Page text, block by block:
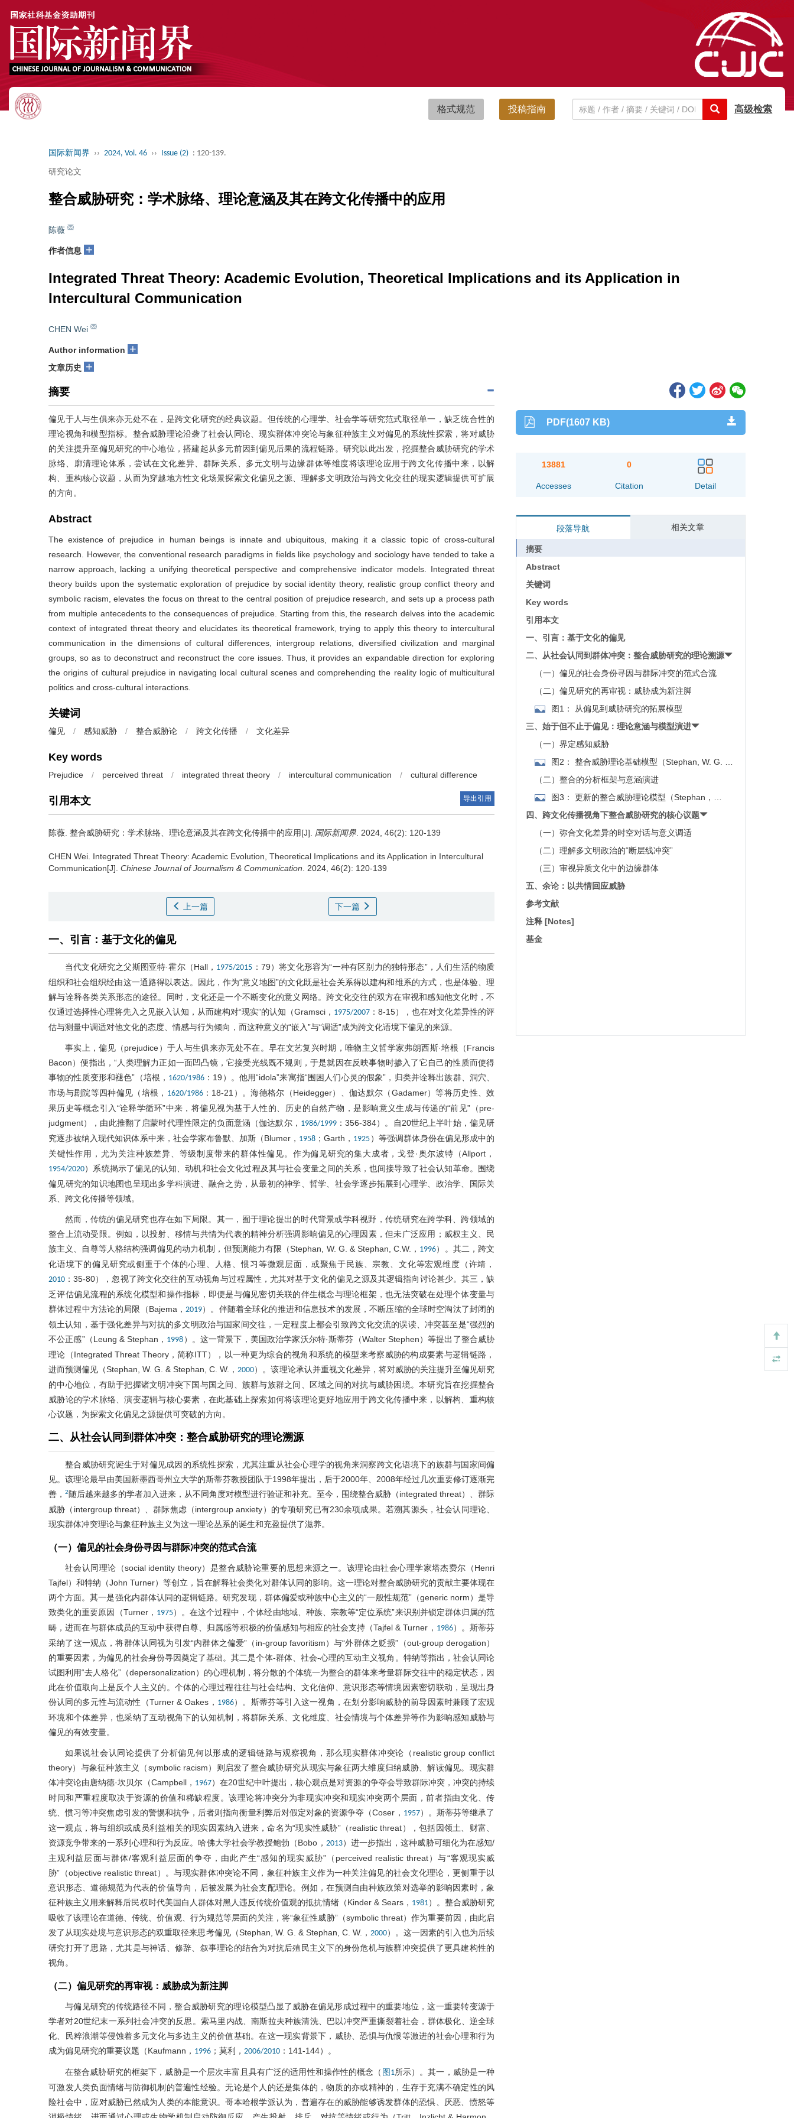
高级检索
投稿指南
格式规范
国际新闻界 ›› 2024, Vol. 46 ›› Issue (2) : 120-139.
研究论文
整合威胁研究：学术脉络、理论意涵及其在跨文化传播中的应用
陈薇
作者信息 +
Integrated Threat Theory: Academic Evolution, Theoretical Implications and its Application in
Intercultural Communication
CHEN Wei
Author information +
文章历史 +
摘要
偏见于人与生俱来亦无处不在，是跨文化研究的经典议题。但传统的心理学、社会学等研究范式取径单一，缺乏统合性的
理论视角和模型指标。整合威胁理论沿袭了社会认同论、现实群体冲突论与象征种族主义对偏见的系统性探索，将对威胁
的关注提升至偏见研究的中心地位，搭建起从多元前因到偏见后果的流程链路。研究以此出发，挖掘整合威胁研究的学术
脉络、廓清理论体系，尝试在文化差异、群际关系、多元文明与边缘群体等维度将该理论应用于跨文化传播中来，以解
构、重构核心议题，从而为穿越地方性文化场景探索文化偏见之源、理解多文明政治与跨文化交往的现实逻辑提供可扩展
的方向。
Abstract
The existence of prejudice in human beings is innate and ubiquitous, making it a classic topic of cross-cultural
research. However, the conventional research paradigms in fields like psychology and sociology have tended to take a
narrow approach, lacking a unifying theoretical perspective and comprehensive indicator models. Integrated threat
theory builds upon the systematic exploration of prejudice by social identity theory, realistic group conflict theory and
symbolic racism, elevates the focus on threat to the central position of prejudice research, and sets up a process path
from multiple antecedents to the consequences of prejudice. Starting from this, the research delves into the academic
context of integrated threat theory and elucidates its theoretical framework, trying to apply this theory to intercultural
communication in the dimensions of cultural differences, intergroup relations, diversified civilization and marginal
groups, so as to deconstruct and reconstruct the core issues. Thus, it provides an expandable direction for exploring
the origins of cultural prejudice in navigating local cultural scenes and comprehending the reality logic of multicultural
politics and cross-cultural interactions.
关键词
偏见 / 感知威胁 / 整合威胁论 / 跨文化传播 / 文化差异
Key words
Prejudice / perceived threat / integrated threat theory / intercultural communication / cultural difference
引用本文 导出引用
陈薇 整合威胁研究：学术脉络、理论意涵及其在跨文化传播中的应用[J]. 国际新闻界 . 2024, 46(2): 120-139
CHEN Wei Integrated Threat Theory: Academic Evolution, Theoretical Implications and its Application in Intercultural
Communication[J]. Chinese Journal of Journalism & Communication . 2024, 46(2): 120-139
上一篇 下一篇
一、引言：基于文化的偏见
当代文化研究之父斯图亚特·霍尔（Hall， 1975/2015 ：79）将文化形容为“一种有区别力的独特形态”，人们生活的物质
组织和社会组织经由这一通路得以表达。因此，作为“意义地图”的文化既是社会关系得以建构和维系的方式，也是体验、理
解与诠释各类关系形态的途径。同时，文化还是一个不断变化的意义网络。跨文化交往的双方在审视和感知他文化时，不
仅通过选择性心理将先入之见嵌入认知，从而建构对“现实”的认知（Gramsci， 1975/2007 ：8-15），也在对文化差异性的评
估与测量中调适对他文化的态度、情感与行为倾向，而这种意义的“嵌入”与“调适”成为跨文化语境下偏见的来源。
事实上，偏见（prejudice）于人与生俱来亦无处不在。早在文艺复兴时期，唯物主义哲学家弗朗西斯·培根（Francis
Bacon）便指出，“人类理解力正如一面凹凸镜，它接受光线既不规则，于是就因在反映事物时掺入了它自己的性质而使得
事物的性质变形和褪色”（培根， 1620/1986 ：19）。他用“idola”来寓指“围困人们心灵的假象”，归类并诠释出族群、洞穴、
市场与剧院等四种偏见（培根， 1620/1986：18-21）。海德格尔（Heidegger）、伽达默尔（Gadamer）等将历史性、效
果历史等概念引入“诠释学循环”中来，将偏见视为基于人性的、历史的自然产物，是影响意义生成与传递的“前见”（pre-
judgment），由此推翻了启蒙时代理性限定的负面意涵（伽达默尔， 1986/1999：356-384）。自20世纪上半叶始，偏见研
究逐步被纳入现代知识体系中来，社会学家布鲁默、加斯（Blumer， 1958 ；Garth， 1925 ）等强调群体身份在偏见形成中的
关键性作用，尤为关注种族差异、等级制度带来的群体性偏见。作为偏见研究的集大成者，戈登·奥尔波特（Allport，
1954/2020）系统揭示了偏见的认知、动机和社会文化过程及其与社会变量之间的关系，也间接导致了社会认知革命。围绕
偏见研究的知识地图也呈现出多学科演进、融合之势，从最初的神学、哲学、社会学逐步拓展到心理学、政治学、国际关
系、跨文化传播等领域。
然而，传统的偏见研究也存在如下局限。其一，囿于理论提出的时代背景或学科视野，传统研究在跨学科、跨领域的
整合上流动受限。例如，以投射、移情与共情为代表的精神分析强调影响偏见的心理因素，但未广泛应用；威权主义、民
族主义、自尊等人格结构强调偏见的动力机制，但预测能力有限（Stephan, W. G. & Stephan, C.W.， 1996）。其二，跨文
化语境下的偏见研究或侧重于个体的心理、人格、惯习等微观层面，或聚焦于民族、宗教、文化等宏观维度（许靖，
2010 ：35-80），忽视了跨文化交往的互动视角与过程属性，尤其对基于文化的偏见之源及其逻辑指向讨论甚少。其三，缺
乏评估偏见流程的系统化模型和操作指标，即便是与偏见密切关联的伴生概念与理论框架，也无法突破在处理个体变量与
群体过程中方法论的局限（Bajema， 2019）。伴随着全球化的推进和信息技术的发展，不断压缩的全球时空淘汰了封闭的
领土认知，基于强化差异与对抗的多文明政治与国家间交往，一定程度上都会引致跨文化交流的误读、冲突甚至是“强烈的
不公正感”（Leung & Stephan， 1998 ）。这一背景下，美国政治学家沃尔特·斯蒂芬（Walter Stephen）等提出了整合威胁
理论（Integrated Threat Theory，简称ITT），以一种更为综合的视角和系统的模型来考察威胁的构成要素与逻辑链路，
进而预测偏见（Stephan, W. G. & Stephan, C. W.， 2000）。该理论承认并重视文化差异，将对威胁的关注提升至偏见研究
的中心地位，有助于把握诸文明冲突下国与国之间、族群与族群之间、区域之间的对抗与威胁困境。本研究旨在挖掘整合
威胁论的学术脉络、演变逻辑与核心要素，在此基础上探索如何将该理论更好地应用于跨文化传播中来，以解构、重构核
心议题，为探索文化偏见之源提供可突破的方向。
二、从社会认同到群体冲突：整合威胁研究的理论溯源
整合威胁研究诞生于对偏见成因的系统性探索，尤其注重从社会心理学的视角来洞察跨文化语境下的族群与国家间偏
见。该理论最早由美国新墨西哥州立大学的斯蒂芬教授团队于1998年提出，后于2000年、2008年经过几次重要修订逐渐完
善，2随后越来越多的学者加入进来，从不同角度对模型进行验证和补充。至今，围绕整合威胁（integrated threat）、群际
威胁（intergroup threat）、群际焦虑（intergroup anxiety）的专项研究已有230余项成果。若溯其源头，社会认同理论、
现实群体冲突理论与象征种族主义为这一理论丛系的诞生和充盈提供了滋养。
（一）偏见的社会身份寻因与群际冲突的范式合流
社会认同理论（social identity theory）是整合威胁论重要的思想来源之一。该理论由社会心理学家塔杰费尔（Henri
Tajfel）和特纳（John Turner）等创立，旨在解释社会类化对群体认同的影响。这一理论对整合威胁研究的贡献主要体现在
两个方面。其一是强化内群体认同的逻辑链路。研究发现，群体偏爱或种族中心主义的“一般性规范”（generic norm）是导
致类化的重要原因（Turner， 1975）。在这个过程中，个体经由地域、种族、宗教等“定位系统”来识别并锁定群体归属的范
畴，进而在与群体成员的互动中获得自尊、归属感等积极的价值感知与相应的社会支持（Tajfel & Turner， 1986）。斯蒂芬
采纳了这一观点，将群体认同视为引发“内群体之偏爱”（in-group favoritism）与“外群体之贬损”（out-group derogation）
的重要因素，为偏见的社会身份寻因奠定了基础。其二是个体-群体、社会-心理的互动主义视角。特纳等指出，社会认同论
试图利用“去人格化”（depersonalization）的心理机制，将分散的个体统一为整合的群体来考量群际交往中的稳定状态，因
此在价值取向上是反个人主义的。个体的心理过程往往与社会结构、文化信仰、意识形态等情境因素密切联动，呈现出身
份认同的多元性与流动性（Turner & Oakes， 1986）。斯蒂芬等引入这一视角，在划分影响威胁的前导因素时兼顾了宏观
环境和个体差异，也采纳了互动视角下的认知机制，将群际关系、文化维度、社会情境与个体差异等作为影响感知威胁与
偏见的有效变量。
如果说社会认同论提供了分析偏见何以形成的逻辑链路与观察视角，那么现实群体冲突论（realistic group conflict
theory）与象征种族主义（symbolic racism）则启发了整合威胁研究从现实与象征两大维度归纳威胁、解读偏见。现实群
体冲突论由唐纳德·坎贝尔（Campbell， 1967）在20世纪中叶提出，核心观点是对资源的争夺会导致群际冲突，冲突的持续
时间和严重程度取决于资源的价值和稀缺程度。该理论将冲突分为非现实冲突和现实冲突两个层面，前者指由文化、传
统、惯习等冲突焦虑引发的警惕和抗争，后者则指向衡量利弊后对假定对象的资源争夺（Coser， 1957）。斯蒂芬等继承了
这一观点，将与组织或成员利益相关的现实因素纳入进来，命名为“现实性威胁”（realistic threat），包括因领土、财富、
资源竞争带来的一系列心理和行为反应。哈佛大学社会学教授鲍勃（Bobo， 2013）进一步指出，这种威胁可细化为在感知/
主观利益层面与群体/客观利益层面的争夺，由此产生“感知的现实威胁”（perceived realistic threat）与“客观现实威
胁”（objective realistic threat）。与现实群体冲突论不同，象征种族主义作为一种关注偏见的社会文化理论，更侧重于以
意识形态、道德规范为代表的价值导向，后被发展为社会支配理论。例如，在预测自由种族政策对选举的影响因素时，象
征种族主义用来解释后民权时代美国白人群体对黑人违反传统价值观的抵抗情绪（Kinder & Sears， 1981）。整合威胁研究
吸收了该理论在道德、传统、价值观、行为规范等层面的关注，将“象征性威胁”（symbolic threat）作为重要前因，由此启
发了从现实处境与意识形态的双重取径来思考偏见（Stephan, W. G. & Stephan, C. W.， 2000）。这一因素的引入也为后续
研究打开了思路，尤其是与神话、修辞、叙事理论的结合为对抗后殖民主义下的身份危机与族群冲突提供了更具建构性的
视角。
（二）偏见研究的再审视：威胁成为新注脚
与偏见研究的传统路径不同，整合威胁研究的理论模型凸显了威胁在偏见形成过程中的重要地位，这一重要转变源于
学者对20世纪末一系列社会冲突的反思。索马里内战、南斯拉夫种族清洗、巴以冲突严重撕裂着社会，群体极化、逆全球
化、民粹浪潮等侵蚀着多元文化与多边主义的价值基础。在这一现实背景下，威胁、恐惧与仇恨等激进的社会心理和行为
成为偏见研究的重要议题（Kaufmann， 1996 ；莫利， 2006/2010 ：141-144）。
在整合威胁研究的框架下，威胁是一个层次丰富且具有广泛的适用性和操作性的概念（ 图1所示）。其一，威胁是一种
可激发人类负面情绪与防御机制的普遍性经验。无论是个人的还是集体的，物质的亦或精神的，生存于充满不确定性的风
险社会中，应对威胁已然成为人类的本能意识。哥本哈根学派认为，普遍存在的威胁能够诱发群体的恐惧、厌恶、愤怒等
PDF(1607 KB)
13881
Accesses
0
Citation Detail
段落导航 相关文章
摘要
Abstract
关键词
Key words
引用本文
一、引言：基于文化的偏见
二、从社会认同到群体冲突：整合威胁研究的理论溯源
（一）偏见的社会身份寻因与群际冲突的范式合流
（二）偏见研究的再审视：威胁成为新注脚
图1： 从偏见到威胁研究的拓展模型
三、始于但不止于偏见：理论意涵与模型演进
（一）界定感知威胁
图2： 整合威胁理论基础模型（Stephan, W. G. &
Stephan, C. W.，2000）3 3. 该图基于斯蒂芬2000年提出
列移民、不同性别群体、平权行动受益者、卢旺达难民等
展开的实证研究来验证威胁的四种基本类型，但对于威胁
前因的分类并未予以验证。原模型对于后果“偏见”的表述
为“态度”（attitudes），为便于理解，本研究结合原文意
（二）整合的分析框架与意涵演进
图3： 更新的整合威胁理论模型（Stephan，
Renfro & Davis，2008）
四、跨文化传播视角下整合威胁研究的核心议题
（一）弥合文化差异的时空对话与意义调适
（二）理解多文明政治的“断层线冲突”
（三）审视异质文化中的边缘群体
五、余论：以共情回应威胁
参考文献
注释 [Notes]
基金